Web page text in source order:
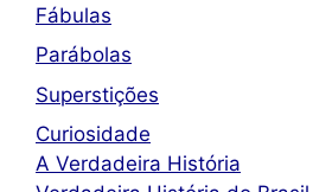
Fábulas
Parábolas
Superstições
Curiosidade
A Verdadeira História